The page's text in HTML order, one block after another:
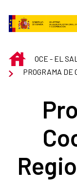
INICIOOCE - EL